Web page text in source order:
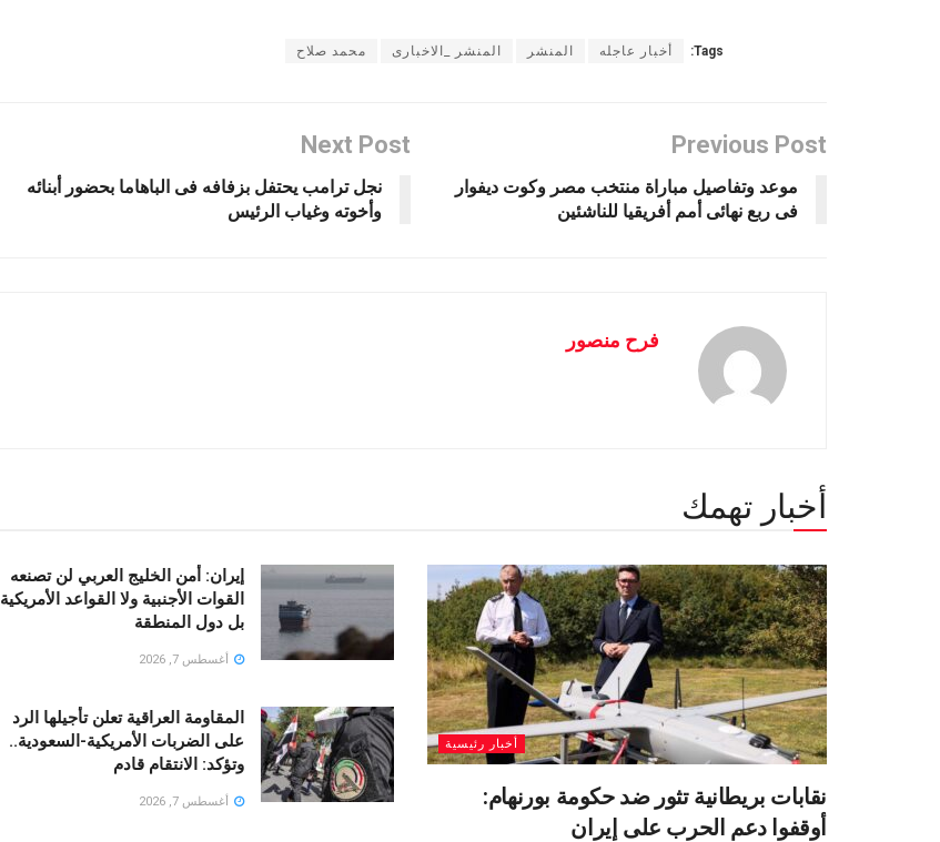
Tags: أخبار عاجله المنشر المنشر _الاخبارى محمد صلاح
Previous Post
موعد وتفاصيل مباراة منتخب مصر وكوت ديفوار
فى ربع نهائى أمم أفريقيا للناشئين
Next Post
نجل ترامب يحتفل بزفافه فى الباهاما بحضور أبنائه
وأخوته وغياب الرئيس
فرح منصور
أخبار تهمك
أخبار رئيسية
نقابات بريطانية تثور ضد حكومة بورنهام:
أوقفوا دعم الحرب على إيران
إيران: أمن الخليج العربي لن تصنعه
القوات الأجنبية ولا القواعد الأمريكية
بل دول المنطقة
أغسطس 7, 2026
المقاومة العراقية تعلن تأجيلها الرد
على الضربات الأمريكية-السعودية..
وتؤكد: الانتقام قادم
أغسطس 7, 2026